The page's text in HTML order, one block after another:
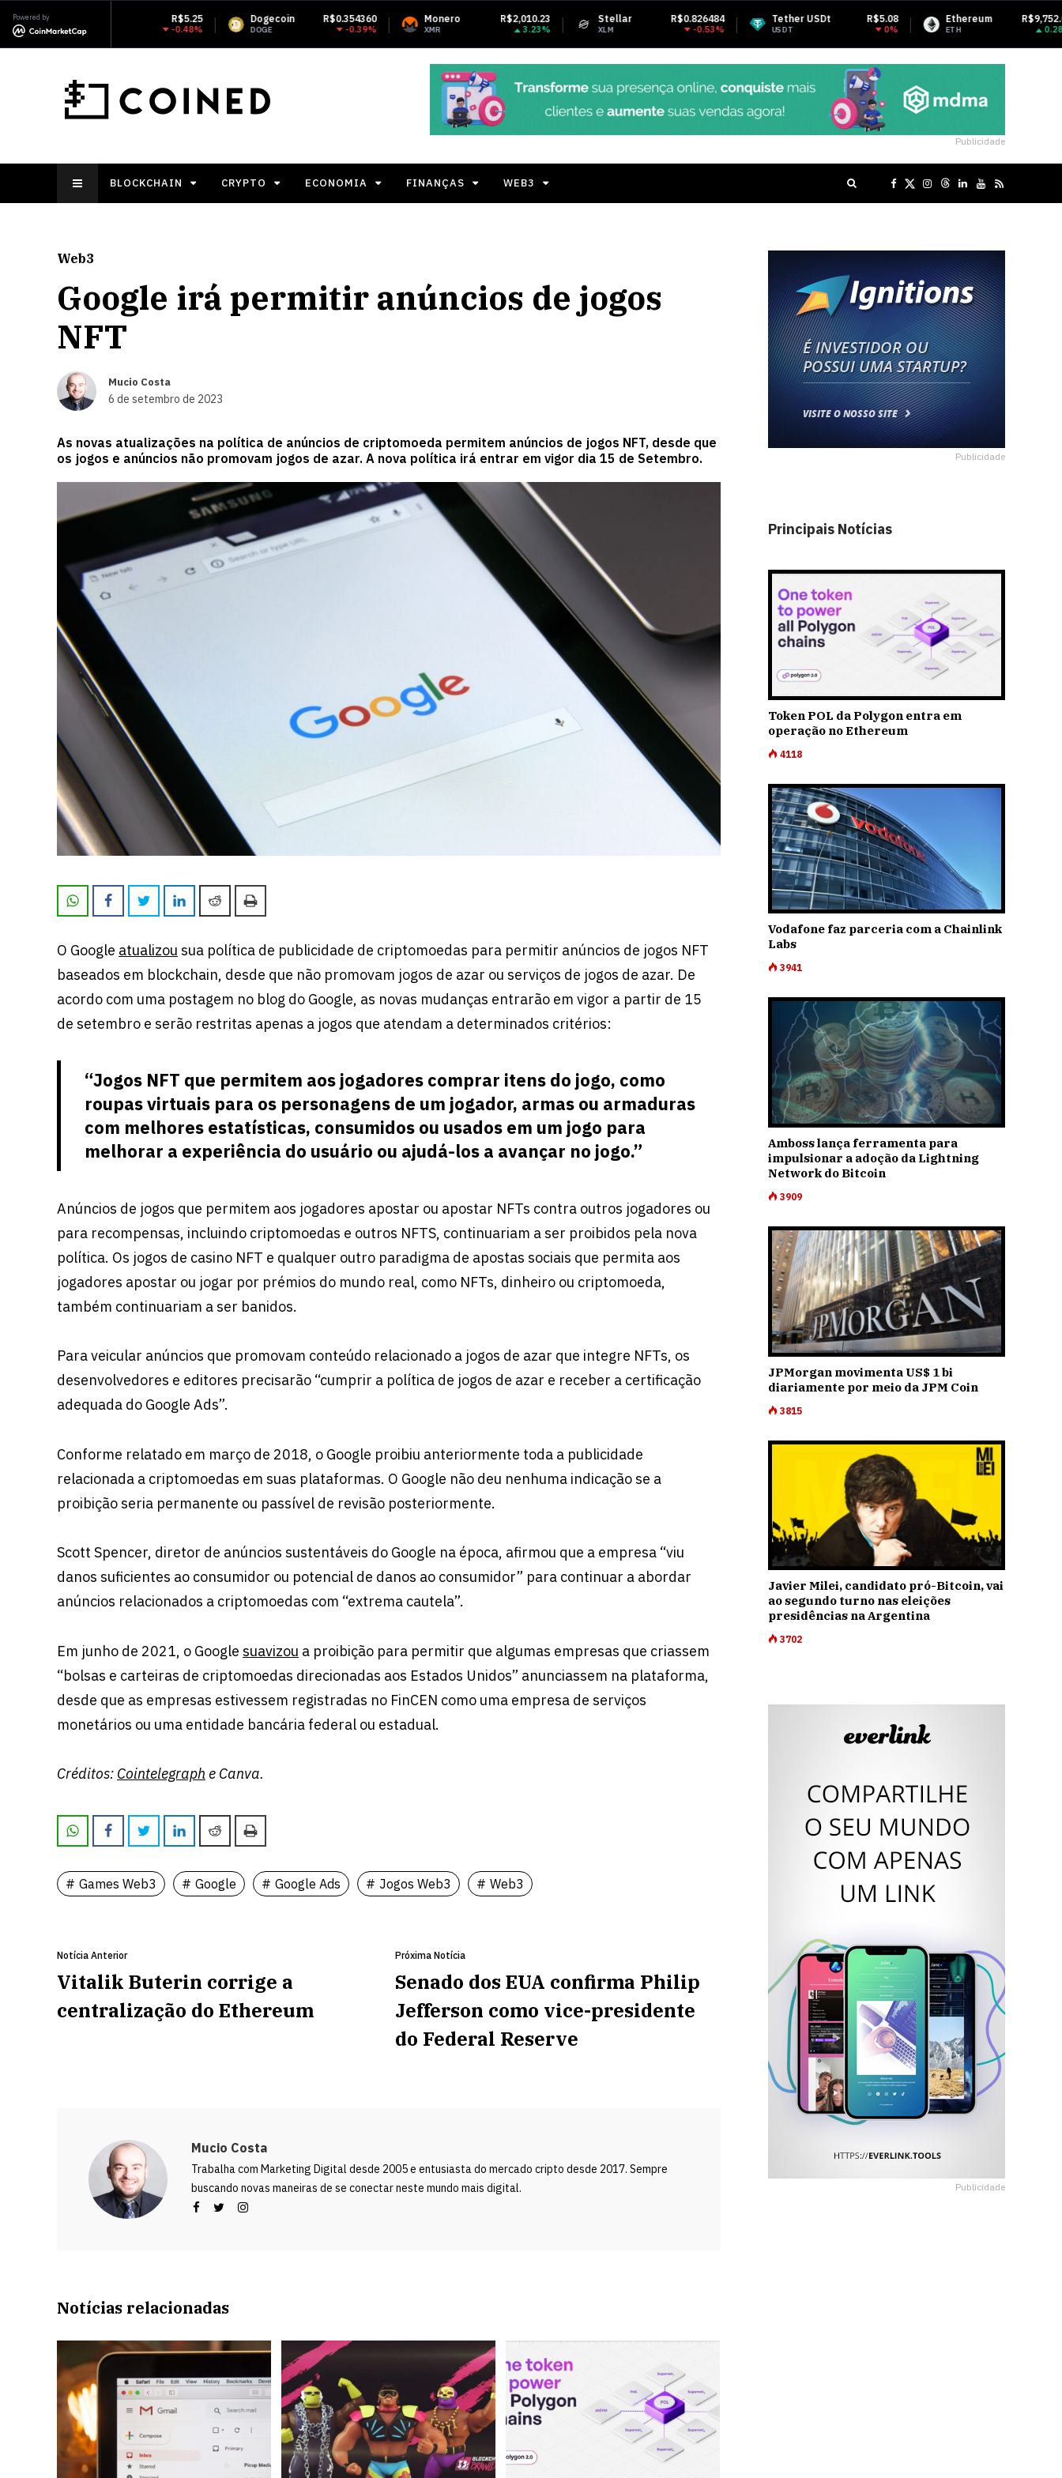
Powered by Dogecoin R$0.354360
DOGE -0.39%
Monero R$2,010.23
XMR 3.23%
Stellar R$0.826484
XLM -0.53%
Tether USDt R$5.08
USDT
Ethereum R$9,752.09
ETH
BNB
BNB
Publicidade
BLOCKCHAIN CRYPTO ECONOMIA FINANÇAS WEB3
Web3
Google irá permitir anúncios de jogos
NFT
Mucio Costa
6 de setembro de 2023
As novas atualizações na política de anúncios de criptomoeda permitem anúncios de jogos NFT, desde que
os jogos e anúncios não promovam jogos de azar. A nova política irá entrar em vigor dia 15 de Setembro.
O Google atualizou sua política de publicidade de criptomoedas para permitir anúncios de jogos NFT
baseados em blockchain, desde que não promovam jogos de azar ou serviços de jogos de azar. De
acordo com uma postagem no blog do Google, as novas mudanças entrarão em vigor a partir de 15
de setembro e serão restritas apenas a jogos que atendam a determinados critérios:
“Jogos NFT que permitem aos jogadores comprar itens do jogo, como
roupas virtuais para os personagens de um jogador, armas ou armaduras
com melhores estatísticas, consumidos ou usados ​​​​em um jogo para
melhorar a experiência do usuário ou ajudá-los a avançar no jogo.”
Anúncios de jogos que permitem aos jogadores apostar ou apostar NFTs contra outros jogadores ou
para recompensas, incluindo criptomoedas e outros NFTS, continuariam a ser proibidos pela nova
política. Os jogos de casino NFT e qualquer outro paradigma de apostas sociais que permita aos
jogadores apostar ou jogar por prémios do mundo real, como NFTs, dinheiro ou criptomoeda,
também continuariam a ser banidos.
Para veicular anúncios que promovam conteúdo relacionado a jogos de azar que integre NFTs, os
desenvolvedores e editores precisarão “cumprir a política de jogos de azar e receber a certificação
adequada do Google Ads”.
Conforme relatado em março de 2018, o Google proibiu anteriormente toda a publicidade
relacionada a criptomoedas em suas plataformas. O Google não deu nenhuma indicação se a
proibição seria permanente ou passível de revisão posteriormente.
Scott Spencer, diretor de anúncios sustentáveis ​​do Google na época, afirmou que a empresa “viu
danos suficientes ao consumidor ou potencial de danos ao consumidor” para continuar a abordar
anúncios relacionados a criptomoedas com “extrema cautela”.
Em junho de 2021, o Google suavizou a proibição para permitir que algumas empresas que criassem
“bolsas e carteiras de criptomoedas direcionadas aos Estados Unidos” anunciassem na plataforma,
desde que as empresas estivessem registradas no FinCEN como uma empresa de serviços
monetários ou uma entidade bancária federal ou estadual.
Créditos: Cointelegraph e Canva.
Games Web3 Google Google Ads Jogos Web3 Web3
Notícia Anterior
Vitalik Buterin corrige a
centralização do Ethereum
Próxima Notícia
Senado dos EUA confirma Philip
Jefferson como vice-presidente
do Federal Reserve
Mucio Costa
Trabalha com Marketing Digital desde 2005 e entusiasta do mercado cripto desde 2017. Sempre
buscando novas maneiras de se conectar neste mundo mais digital.
Notícias relacionadas
Publicidade
Principais Notícias
Token POL da Polygon entra em
operação no Ethereum
4118
Vodafone faz parceria com a Chainlink
Labs
3941
Amboss lança ferramenta para
impulsionar a adoção da Lightning
Network do Bitcoin
3909
JPMorgan movimenta US$ 1 bi
diariamente por meio da JPM Coin
3815
Javier Milei, candidato pró-Bitcoin, vai
ao segundo turno nas eleições
presidências na Argentina
3702
Publicidade